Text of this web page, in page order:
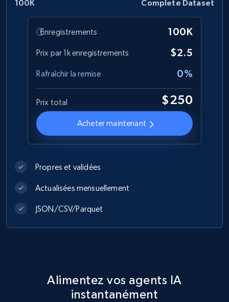
Best Buy products
Currency, Discount, Initial price, and more.
1.1K+
Lazada - Products
price, Currency, Stock, and more.
100K Complete Dataset
Enregistrements 100K
Prix par 1k enregistrements $2.5
Rafraîchir la remise 0%
Prix total $250
Acheter maintenant
Propres et validées
Actualisées mensuellement
JSON/CSV/Parquet
Alimentez vos agents IA
instantanément